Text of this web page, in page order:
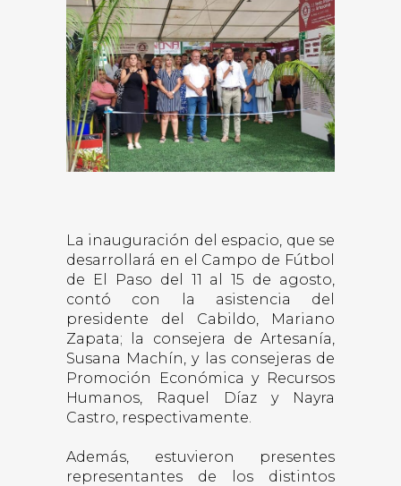
La inauguración del espacio, que se
desarrollará en el Campo de Fútbol
de El Paso del 11 al 15 de agosto,
contó con la asistencia del
presidente del Cabildo, Mariano
Zapata; la consejera de Artesanía,
Susana Machín, y las consejeras de
Promoción Económica y Recursos
Humanos, Raquel Díaz y Nayra
Castro, respectivamente.
Además, estuvieron presentes
representantes de los distintos